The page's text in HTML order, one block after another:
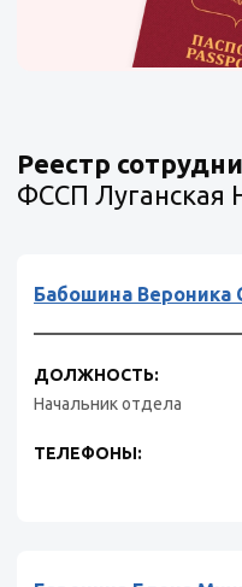
Реестр
ФССП Луганская
Бабошина Вероника
ДОЛЖНОСТЬ:
Начальник отдела
ТЕЛЕФОНЫ: